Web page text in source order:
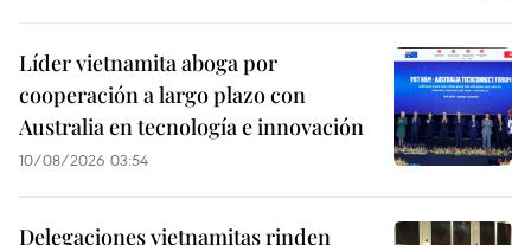
Líder vietnamita aboga por
cooperación a largo plazo con
Australia en tecnología e innovación
10/08/2026 03:54
Delegaciones vietnamitas rinden